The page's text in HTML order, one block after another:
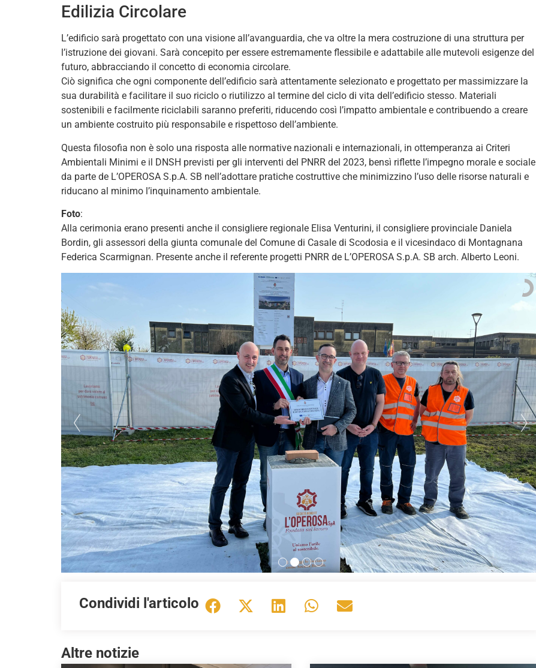
Edilizia Circolare
L’edificio sarà progettato con una visione all’avanguardia, che va oltre la mera costruzione di una struttura per
l’istruzione dei giovani. Sarà concepito per essere estremamente flessibile e adattabile alle mutevoli esigenze del
futuro, abbracciando il concetto di economia circolare.
Ciò significa che ogni componente dell’edificio sarà attentamente selezionato e progettato per massimizzare la
sua durabilità e facilitare il suo riciclo o riutilizzo al termine del ciclo di vita dell’edificio stesso. Materiali
sostenibili e facilmente riciclabili saranno preferiti, riducendo così l’impatto ambientale e contribuendo a creare
un ambiente costruito più responsabile e rispettoso dell’ambiente.
Questa filosofia non è solo una risposta alle normative nazionali e internazionali, in ottemperanza ai Criteri
Ambientali Minimi e il DNSH previsti per gli interventi del PNRR del 2023, bensì riflette l’impegno morale e sociale
da parte de L’OPEROSA S.p.A. SB nell’adottare pratiche costruttive che minimizzino l’uso delle risorse naturali e
riducano al minimo l’inquinamento ambientale.
Foto:
Alla cerimonia erano presenti anche il consigliere regionale Elisa Venturini, il consigliere provinciale Daniela
Bordin, gli assessori della giunta comunale del Comune di Casale di Scodosia e il vicesindaco di Montagnana
Federica Scarmignan. Presente anche il referente progetti PNRR de L’OPEROSA S.p.A. SB arch. Alberto Leoni.
Condividi l'articolo
Altre notizie